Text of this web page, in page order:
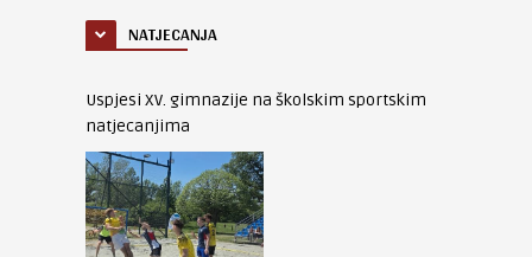
NATJECANJA
Uspjesi XV. gimnazije na školskim sportskim
natjecanjima